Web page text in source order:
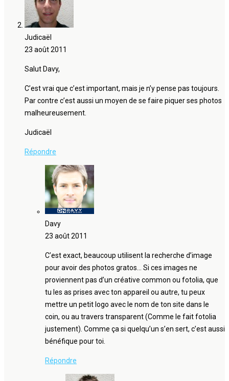
Judicaël
23 août 2011
Salut Davy,
C’est vrai que c’est important, mais je n’y pense pas toujours.
Par contre c’est aussi un moyen de se faire piquer ses photos
malheureusement.
Judicaël
Répondre
Davy
23 août 2011
C’est exact, beaucoup utilisent la recherche d’image
pour avoir des photos gratos… Si ces images ne
proviennent pas d’un créative common ou fotolia, que
tu les as prises avec ton appareil ou autre, tu peux
mettre un petit logo avec le nom de ton site dans le
coin, ou au travers transparent (Comme le fait fotolia
justement). Comme ça si quelqu’un s’en sert, c’est aussi
bénéfique pour toi.
Répondre